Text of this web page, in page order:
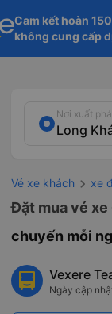
Cam kết hoàn
không cung cấp
Nơi xuất
Vé xe khách xe
Đặt mua vé xe
chuyến mỗi
Vexere
Ngày cập